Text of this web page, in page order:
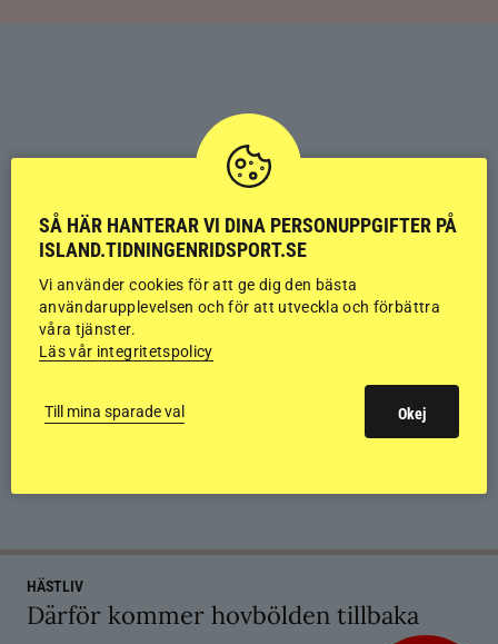
HÄSTLIV
Därför kommer hovbölden tillbaka
SÅ HÄR HANTERAR VI DINA PERSONUPPGIFTER PÅ
ISLAND.TIDNINGENRIDSPORT.SE
Vi använder cookies för att ge dig den bästa
användarupplevelsen och för att utveckla och förbättra
våra tjänster.
Läs vår integritetspolicy
Till mina sparade val Okej